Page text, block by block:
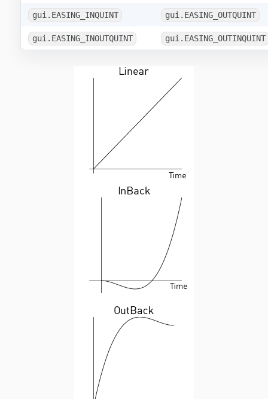
gui.EASING_INQUINT gui.EASING_OUTQUINT
gui.EASING_INOUTQUINT gui.EASING_OUTINQUINT